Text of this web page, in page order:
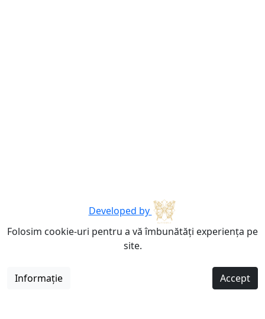
Developed by
Folosim cookie-uri pentru a vă îmbunătăți experiența pe
site.
Informație Accept